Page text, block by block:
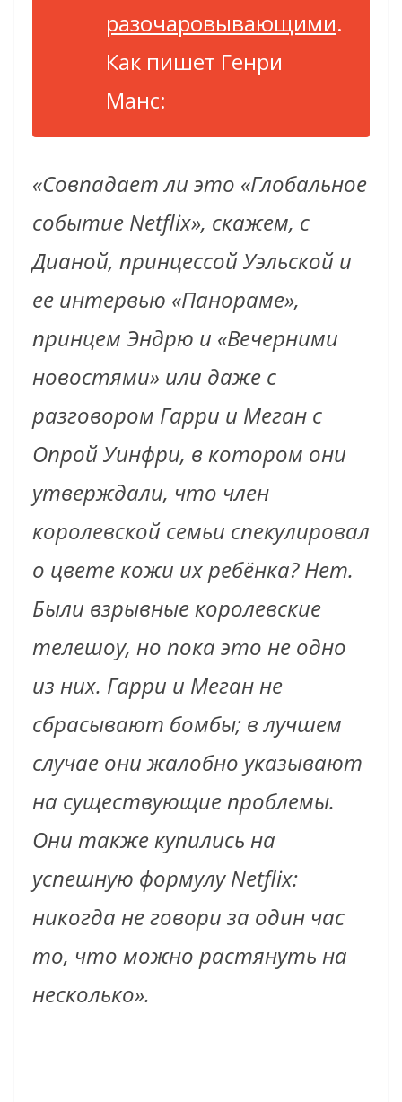
разочаровывающими.
Как пишет Генри
Манс:
«Совпадает ли это «Глобальное
событие Netflix», скажем, с
Дианой, принцессой Уэльской и
ее интервью ​​«Панораме»,
принцем Эндрю и «Вечерними
новостями» или даже с
разговором Гарри и Меган с
Опрой Уинфри, в котором они
утверждали, что член
королевской семьи спекулировал
о цвете кожи их ребёнка? Нет.
Были взрывные королевские
телешоу, но пока это не одно
из них. Гарри и Меган не
сбрасывают бомбы; в лучшем
случае они жалобно указывают
на существующие проблемы.
Они также купились на
успешную формулу Netflix:
никогда не говори за один час
то, что можно растянуть на
несколько».